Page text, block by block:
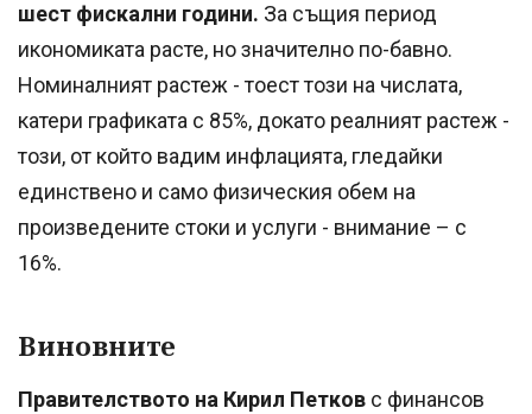
шест фискални години. За същия период
икономиката расте, но значително по-бавно.
Номиналният растеж - тоест този на числата,
катери графиката с 85%, докато реалният растеж -
този, от който вадим инфлацията, гледайки
единствено и само физическия обем на
произведените стоки и услуги - внимание – с
16%.
Виновните
Правителството на Кирил Петков с финансов